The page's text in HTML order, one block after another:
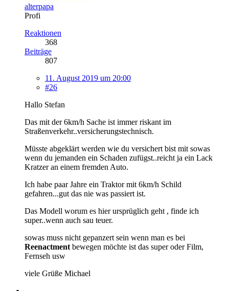
alterpapa
Profi
Reaktionen
368
Beiträge
807
11. August 2019 um 20:00
#26
Hallo Stefan
Das mit der 6km/h Sache ist immer riskant im
Straßenverkehr..versicherungstechnisch.
Müsste abgeklärt werden wie du versichert bist mit sowas
wenn du jemanden ein Schaden zufügst..reicht ja ein Lack
Kratzer an einem fremden Auto.
Ich habe paar Jahre ein Traktor mit 6km/h Schild
gefahren...gut das nie was passiert ist.
Das Modell worum es hier ursprüglich geht , finde ich
super..wenn auch sau teuer.
sowas muss nicht gepanzert sein wenn man es bei
Reenactment bewegen möchte ist das super oder Film,
Fernseh usw
viele Grüße Michael